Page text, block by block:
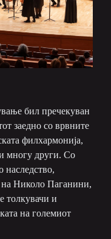
бил пречекуван
заедно со врвните
филхармонија,
многу други. Со
наследство,
на Николо Паганини,
толкувачи и
на големиот